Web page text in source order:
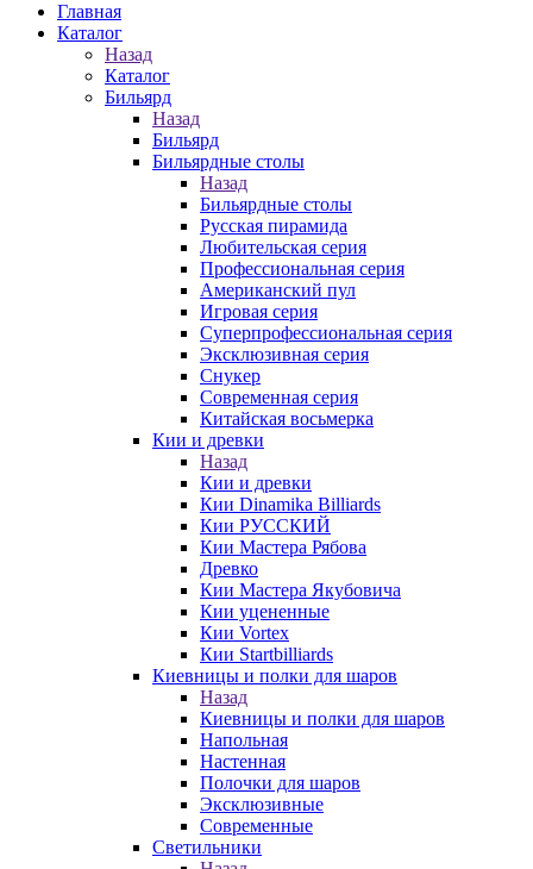
Главная
Каталог
Назад
Каталог
Бильярд
Назад
Бильярд
Бильярдные столы
Назад
Бильярдные столы
Русская пирамида
Любительская серия
Профессиональная серия
Американский пул
Игровая серия
Суперпрофессиональная серия
Эксклюзивная серия
Снукер
Современная серия
Китайская восьмерка
Кии и древки
Назад
Кии и древки
Кии Dinamika Billiards
Кии РУССКИЙ
Кии Мастера Рябова
Древко
Кии Мастера Якубовича
Кии уцененные
Кии Vortex
Кии Startbilliards
Киевницы и полки для шаров
Назад
Киевницы и полки для шаров
Напольная
Настенная
Полочки для шаров
Эксклюзивные
Современные
Светильники